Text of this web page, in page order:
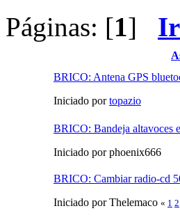
Páginas: [1]
BRICO: Antena GPS
Iniciado portopazio
BRICO: Bandeja altavoces
Iniciado por phoenix666
BRICO: Cambiar radio-cd
Iniciado por Thelemaco « 1 2